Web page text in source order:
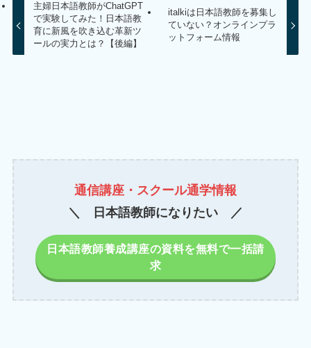
主婦日本語教師がChatGPT
で実験してみた！日本語教
育に新風を吹き込む革新ツ
ールの実力とは？【後編】
italkiは日本語教師を募集し
ていない？オンラインプラ
ットフォーム情報
通信講座・スクール通学情報
＼ 日本語教師になりたい ／
日本語教師養成講座の資料を無料で一括請
求